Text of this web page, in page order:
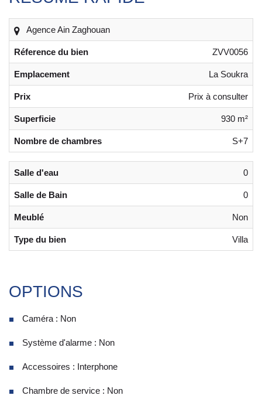
Agence Ain Zaghouan
Réference du bien ZVV0056
Emplacement La Soukra
Prix Prix à consulter
Superficie 930 m²
Nombre de chambres S+7
Salle d'eau 0
Salle de Bain 0
Meublé Non
Type du bien Villa
OPTIONS
Caméra : Non
Système d'alarme : Non
Accessoires : Interphone
Chambre de service : Non